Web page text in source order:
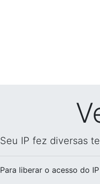
Seu IP fez diversas
Para liberar o acesso do IP